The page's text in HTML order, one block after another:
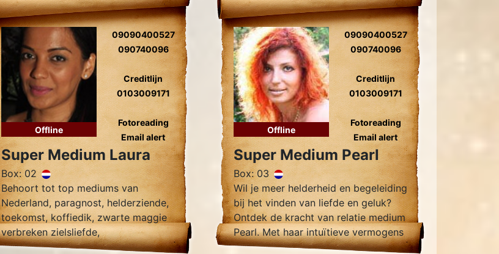
Offline
09090400527
090740096
Creditlijn
0103009171
Fotoreading
Email alert
Super Medium Laura
Box: 02
Behoort tot top mediums van
Nederland, paragnost, helderziende,
toekomst, koffiedik, zwarte maggie
verbreken zielsliefde,
zielsverwanten, gidscontact,
Offline
09090400527
090740096
Creditlijn
0103009171
Fotoreading
Email alert
Super Medium Pearl
Box: 03
Wil je meer helderheid en begeleiding
bij het vinden van liefde en geluk?
Ontdek de kracht van relatie medium
Pearl. Met haar intuïtieve vermogens
en nauwkeurige inzichten kan Pearl